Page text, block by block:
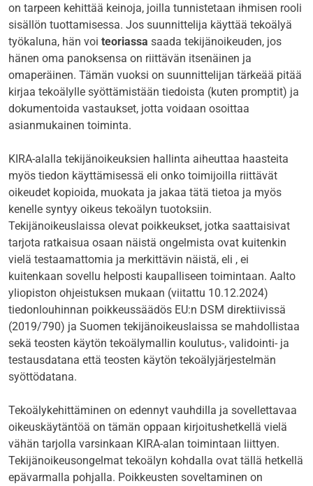
on tarpeen kehittää keinoja, joilla tunnistetaan ihmisen rooli
sisällön tuottamisessa. Jos suunnittelija käyttää tekoälyä
työkaluna, hän voi teoriassa saada tekijänoikeuden, jos
hänen oma panoksensa on riittävän itsenäinen ja
omaperäinen. Tämän vuoksi on suunnittelijan tärkeää pitää
kirjaa tekoälylle syöttämistään tiedoista (kuten promptit) ja
dokumentoida vastaukset, jotta voidaan osoittaa
asianmukainen toiminta.
KIRA-alalla tekijänoikeuksien hallinta aiheuttaa haasteita
myös tiedon käyttämisessä eli onko toimijoilla riittävät
oikeudet kopioida, muokata ja jakaa tätä tietoa ja myös
kenelle syntyy oikeus tekoälyn tuotoksiin.
Tekijänoikeuslaissa olevat poikkeukset, jotka saattaisivat
tarjota ratkaisua osaan näistä ongelmista ovat kuitenkin
vielä testaamattomia ja merkittävin näistä, eli , ei
kuitenkaan sovellu helposti kaupalliseen toimintaan. Aalto
yliopiston ohjeistuksen mukaan (viitattu 10.12.2024)
tiedonlouhinnan poikkeussäädös EU:n DSM direktiivissä
(2019/790) ja Suomen tekijänoikeuslaissa se mahdollistaa
sekä teosten käytön tekoälymallin koulutus-, validointi- ja
testausdatana että teosten käytön tekoälyjärjestelmän
syöttödatana.
Tekoälykehittäminen on edennyt vauhdilla ja sovellettavaa
oikeuskäytäntöä on tämän oppaan kirjoitushetkellä vielä
vähän tarjolla varsinkaan KIRA-alan toimintaan liittyen.
Tekijänoikeusongelmat tekoälyn kohdalla ovat tällä hetkellä
epävarmalla pohjalla. Poikkeusten soveltaminen on